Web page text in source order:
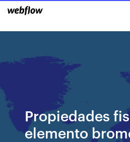
Propiedades
elemento